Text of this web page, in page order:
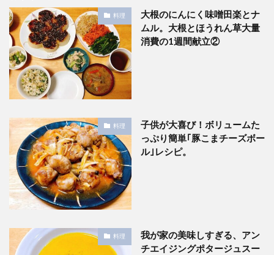
料理
大根のにんにく味噌田楽とナ
ムル。大根とほうれん草大量
消費の1週間献立②
料理
子供が大喜び！ボリュームた
っぷり簡単｢豚こまチーズボー
ル｣レシピ。
料理
我が家の美味しすぎる、アン
チエイジングポタージュスー